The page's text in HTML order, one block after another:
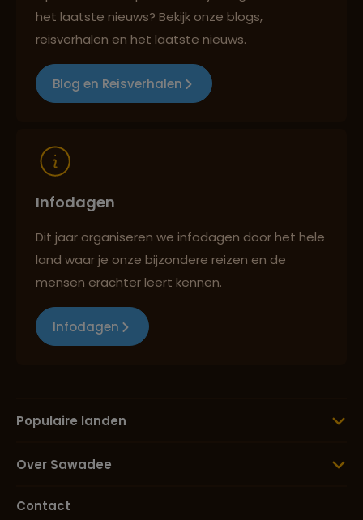
Reizen met oog voor mens, cultuur en milieu
het laatste nieuws? Bekijk onze blogs,
reisverhalen en het laatste nieuws.
Blog en Reisverhalen
Infodagen
Dit jaar organiseren we infodagen door het hele
land waar je onze bijzondere reizen en de
mensen erachter leert kennen.
Infodagen
Populaire landen
Over Sawadee
Contact